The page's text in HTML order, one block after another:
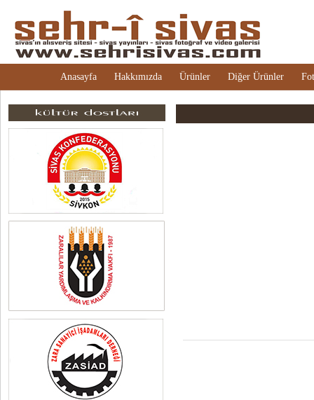
Anasayfa Hakkımızda Ürünler Diğer Ürünler